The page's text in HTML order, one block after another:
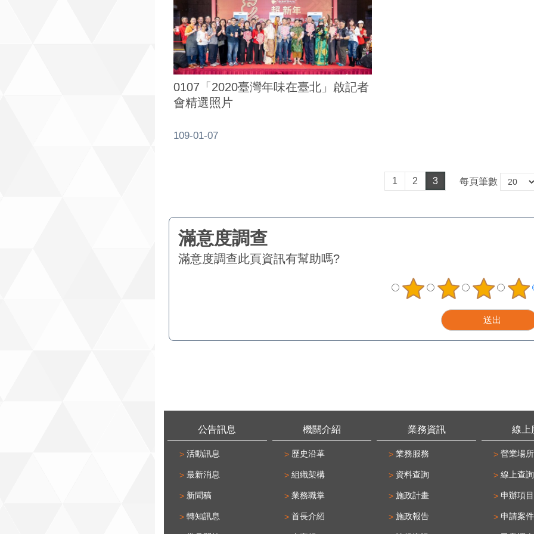
0107「2020臺灣年味在臺北」啟記者
會精選照片
109-01-07
1 2 3 每頁筆數
滿意度調查此頁資訊有幫助嗎?
公告訊息
活動訊息
最新消息
新聞稿
轉知訊息
機關介紹
歷史沿革
組織架構
業務職掌
首長介紹
業務資訊
業務服務
資料查詢
施政計畫
施政報告
線上
營業場
線上查
申辦項
申請案件